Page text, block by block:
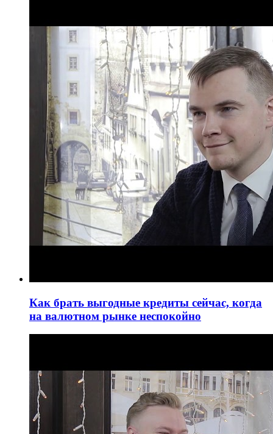
Как брать выгодные кредиты сейчас, когда
на валютном рынке неспокойно